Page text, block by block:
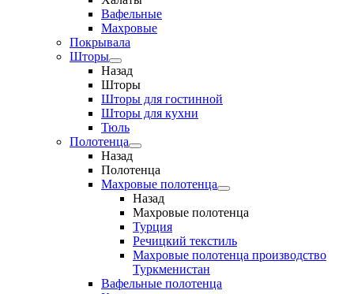
Вафельные
Махровые
Покрывала
Шторы
Назад
Шторы
Шторы для гостинной
Шторы для кухни
Тюль
Полотенца
Назад
Полотенца
Махровые полотенца
Назад
Махровые полотенца
Турция
Речицкий текстиль
Махровые полотенца производство
Туркменистан
Вафельные полотенца